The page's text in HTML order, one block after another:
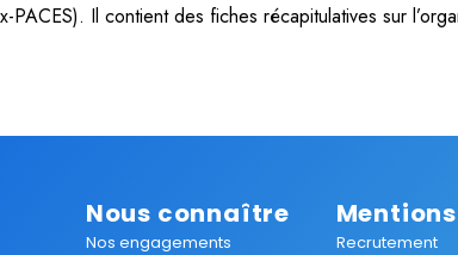
Il contient des fiches récapitulatives sur
Nous connaître
Nos engagements
Recrutement